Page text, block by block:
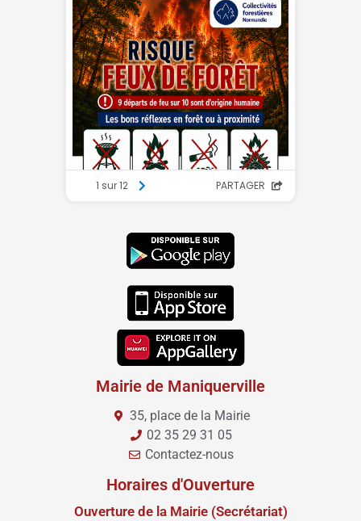
Mairie de Maniquerville
35, place de la Mairie
02 35 29 31 05
Contactez-nous
Horaires d'Ouverture
Ouverture de la Mairie (Secrétariat)